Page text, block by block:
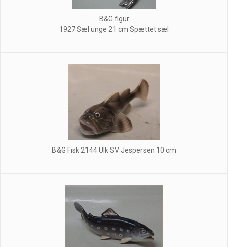
B&G figur
1927 Sæl unge 21 cm Spættet sæl
B&G Fisk 2144 Ulk SV Jespersen 10 cm